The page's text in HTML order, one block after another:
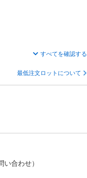
すべてを確認する
最低注文ロットについて
合わせ）